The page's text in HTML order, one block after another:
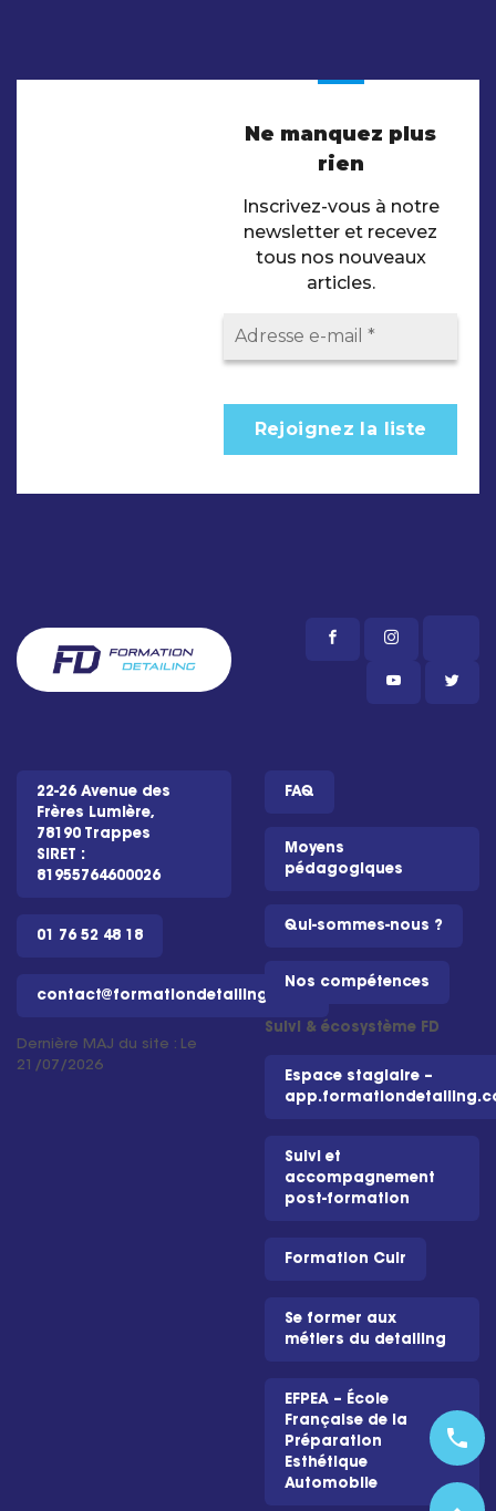
Ne manquez plus
rien
Inscrivez-vous à notre
newsletter et recevez
tous nos nouveaux
articles.
22-26 Avenue des
Frères Lumière,
78190 Trappes
SIRET :
81955764600026
01 76 52 48 18
contact@formationdetailing.com
Dernière MAJ du site : Le
21/07/2026
FAQ
Moyens
pédagogiques
Qui-sommes-nous ?
Nos compétences
Suivi & écosystème FD
Espace stagiaire –
Suivi et
accompagnement
post-formation
Formation Cuir
Se former aux
métiers du detailing
EFPEA – École
Française de la
Préparation
Esthétique
Automobile
phone